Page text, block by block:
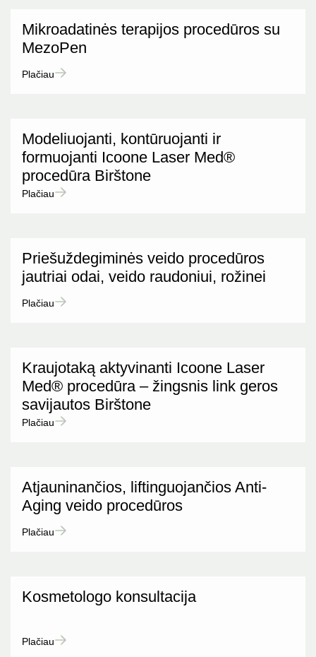
Mikroadatinės terapijos procedūros su
MezoPen
Plačiau
Modeliuojanti, kontūruojanti ir
formuojanti Icoone Laser Med®
procedūra Birštone
Plačiau
Priešuždegiminės veido procedūros
jautriai odai, veido raudoniui, rožinei
Plačiau
Kraujotaką aktyvinanti Icoone Laser
Med® procedūra – žingsnis link geros
savijautos Birštone
Plačiau
Atjauninančios, liftinguojančios Anti-
Aging veido procedūros
Plačiau
Kosmetologo konsultacija
Plačiau